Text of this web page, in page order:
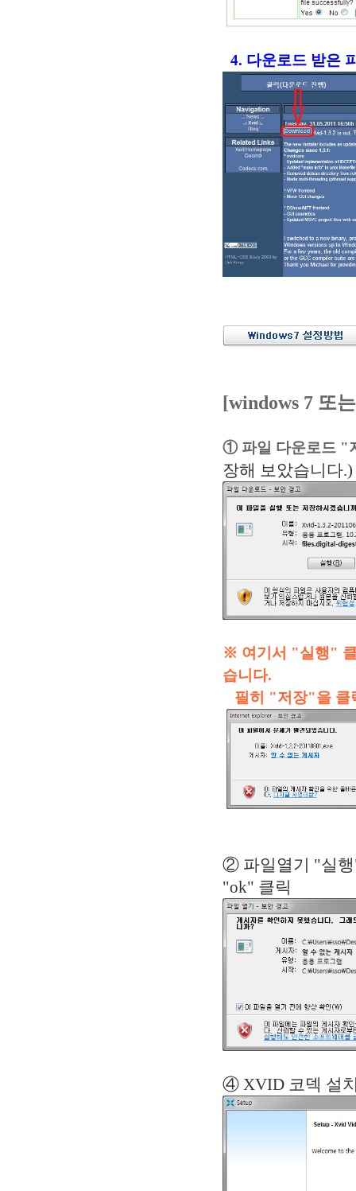
4. 다운로드 받은
[windows 7 또
① 파일 다운로드 "
장해 보았습니다.)
※ 여기서 "실행" 클
습니다.
필히 "저장"을 클
② 파일열
"ok" 클릭
④ XVID